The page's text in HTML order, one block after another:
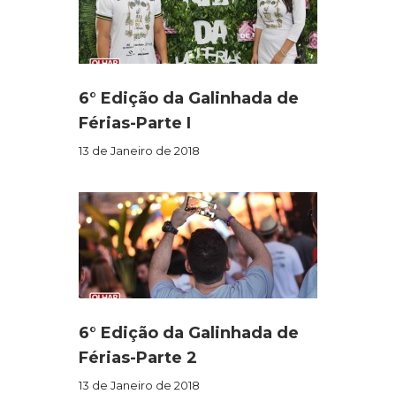
6° Edição da Galinhada de
Férias-Parte I
13 de Janeiro de 2018
6° Edição da Galinhada de
Férias-Parte 2
13 de Janeiro de 2018